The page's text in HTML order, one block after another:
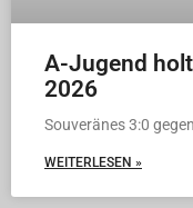
A-Jugend
2026
Souveränes 3:0
WEITERLESEN »